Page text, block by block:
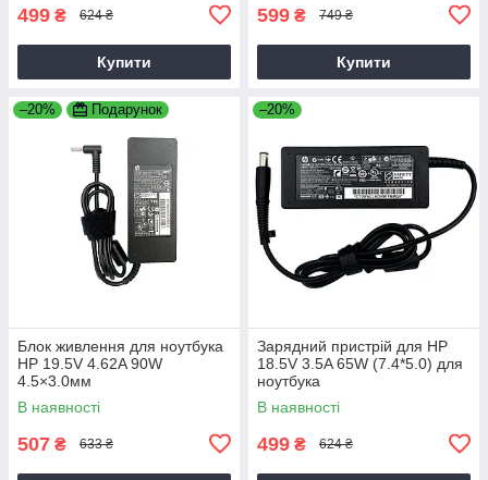
499 ₴ 624 ₴
Купити
599 ₴ 749 ₴
Купити
–20% Подарунок
Блок живлення для ноутбука
HP 19.5V 4.62A 90W
4.5×3.0мм
В наявності
507 ₴ 633 ₴
–20%
Зарядний пристрій для HP
18.5V 3.5A 65W (7.4*5.0) для
ноутбука
В наявності
499 ₴ 624 ₴